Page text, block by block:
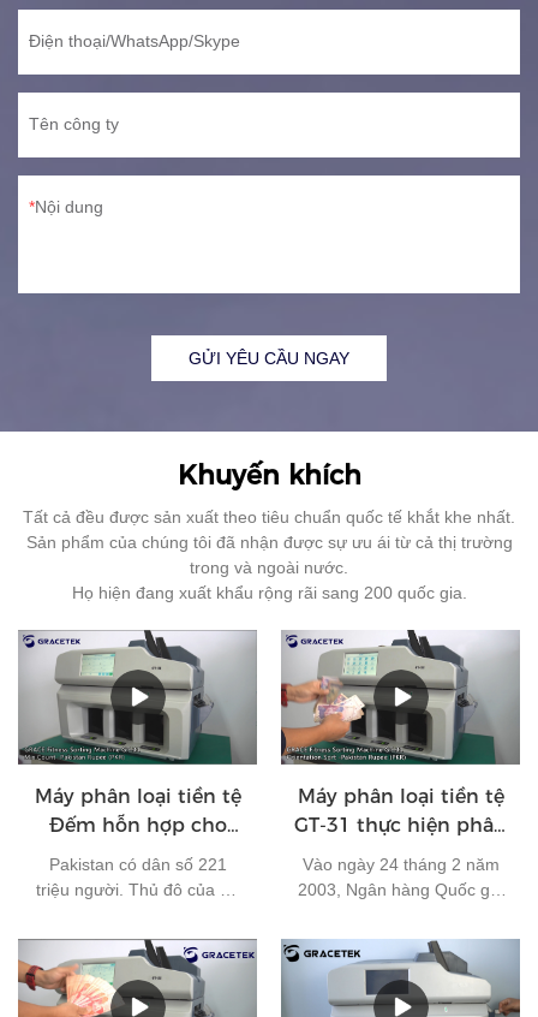
Điện thoại/WhatsApp/Skype
Tên công ty
Nội dung
GỬI YÊU CẦU NGAY
Khuyến khích
Tất cả đều được sản xuất theo tiêu chuẩn quốc tế khắt khe nhất.
Sản phẩm của chúng tôi đã nhận được sự ưu ái từ cả thị trường
trong và ngoài nước.
Họ hiện đang xuất khẩu rộng rãi sang 200 quốc gia.
Máy phân loại tiền tệ
Đếm hỗn hợp cho
đồng rupee Pakistan
Pakistan có dân số 221
triệu người. Thủ đô của nó
nó là đồng rupee Pakistan.
Nó là một trong những loại
tiền tệ được sử dụng
Máy phân loại tiền tệ
GT-31 thực hiện phân
loại định hướng cho
các loại tiền giấy hỗn
Vào ngày 24 tháng 2 năm
2003, Ngân hàng Quốc gia
sử dụng Nhân dân tệ của
Trung Quốc để thanh toán
trong hoạt động kinh doanh